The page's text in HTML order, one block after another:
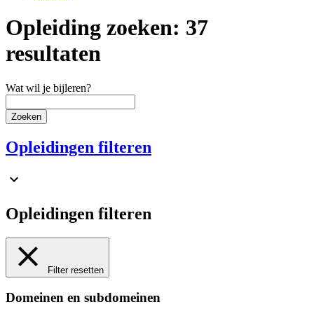
Opleiding zoeken: 37
resultaten
Wat wil je bijleren?
Zoeken
Opleidingen filteren
Opleidingen filteren
Filter resetten
Domeinen en subdomeinen